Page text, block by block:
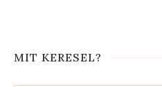
MIT KERESEL?